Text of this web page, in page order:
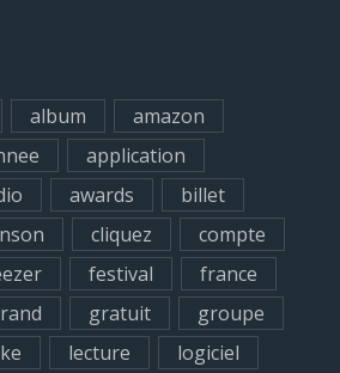
album
amazon
application
awards
billet
cliquez
compte
festival
france
gratuit
groupe
lecture
logiciel